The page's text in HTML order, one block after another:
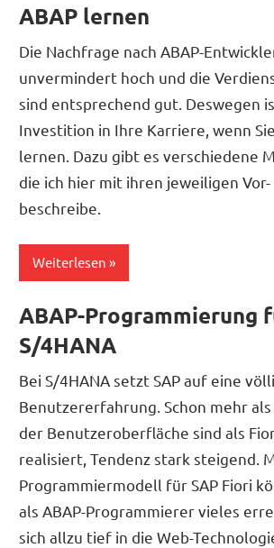
ABAP lernen
Die Nachfrage nach ABAP-
unvermindert hoch und die
sind entsprechend gut. Deswegen
Investition in Ihre Karriere, wenn
lernen. Dazu gibt es verschiedene
die ich hier mit ihren jeweiligen
beschreibe.
Weiterlesen
ABAP-Programmierung
S/4HANA
Bei S/4HANA setzt SAP auf eine
Benutzererfahrung. Schon mehr
der Benutzeroberfläche sind als
realisiert, Tendenz stark steigend.
Programmiermodell für SAP Fiori
als ABAP-Programmierer vieles
sich allzu tief in die Web-